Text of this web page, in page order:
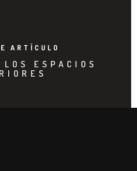
ARTÍCULO
ESPACIOS